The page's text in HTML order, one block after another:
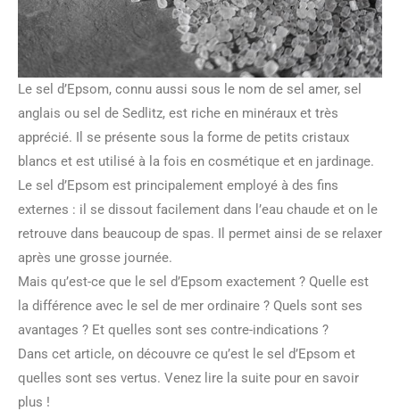
Le sel d’Epsom, connu aussi sous le nom de sel amer, sel
anglais ou sel de Sedlitz, est riche en minéraux et très
apprécié. Il se présente sous la forme de petits cristaux
blancs et est utilisé à la fois en cosmétique et en jardinage.
Le sel d’Epsom est principalement employé à des fins
externes : il se dissout facilement dans l’eau chaude et on le
retrouve dans beaucoup de spas. Il permet ainsi de se relaxer
après une grosse journée.
Mais qu’est-ce que le sel d’Epsom exactement ? Quelle est
la différence avec le sel de mer ordinaire ? Quels sont ses
avantages ? Et quelles sont ses contre-indications ?
Dans cet article, on découvre ce qu’est le sel d’Epsom et
quelles sont ses vertus. Venez lire la suite pour en savoir
plus !